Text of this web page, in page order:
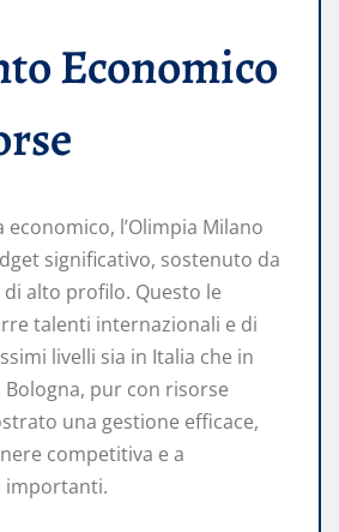
Economico
l’Olimpia Milano
significativo, sostenuto da
alto profilo. Questo le
talenti internazionali e di
livelli sia in Italia che in
Bologna, pur con risorse
una gestione efficace,
competitiva e a
importanti.